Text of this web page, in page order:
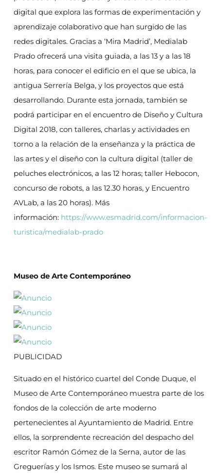
digital que explora las formas de experimentación y
aprendizaje colaborativo que han surgido de las
redes digitales. Gracias a ‘Mira Madrid’, Medialab
Prado ofrecerá una visita guiada, a las 13 y a las 18
horas, para conocer el edificio en el que se ubica, la
antigua Serrería Belga, y los proyectos que está
desarrollando. Durante esta jornada, también se
podrá participar en el encuentro de Diseño y Cultura
Digital 2018, con talleres, charlas y actividades en
torno a la relación de la enseñanza y la práctica de
las artes y el diseño con la cultura digital (taller de
peluches electrónicos, a las 12 horas; taller Hebocon,
concurso de robots, a las 12.30 horas, y Encuentro
AVLab, a las 20 horas). Más
información: https://www.esmadrid.com/informacion-
turistica/medialab-prado
Museo de Arte Contemporáneo
PUBLICIDAD
Situado en el histórico cuartel del Conde Duque, el
Museo de Arte Contemporáneo muestra parte de los
fondos de la colección de arte moderno
pertenecientes al Ayuntamiento de Madrid. Entre
ellos, la sorprendente recreación del despacho del
escritor Ramón Gómez de la Serna, autor de las
Greguerías y los Ismos. Este museo se sumará al